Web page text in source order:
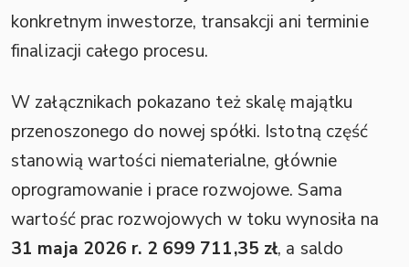
konkretnym inwestorze, transakcji ani terminie
finalizacji całego procesu.
W załącznikach pokazano też skalę majątku
przenoszonego do nowej spółki. Istotną część
stanowią wartości niematerialne, głównie
oprogramowanie i prace rozwojowe. Sama
wartość prac rozwojowych w toku wynosiła na
31 maja 2026 r. 2 699 711,35 zł, a saldo